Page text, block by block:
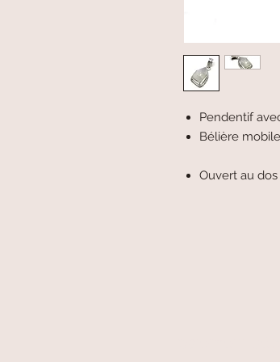
Pendentif
Bélière
Ouvert au